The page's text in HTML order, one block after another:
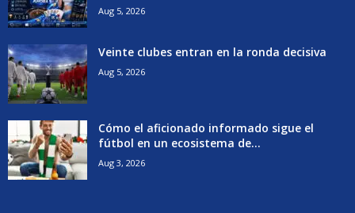
Aug 5, 2026
Veinte clubes entran en la ronda decisiva
Aug 5, 2026
Cómo el aficionado informado sigue el
fútbol en un ecosistema de...
Aug 3, 2026